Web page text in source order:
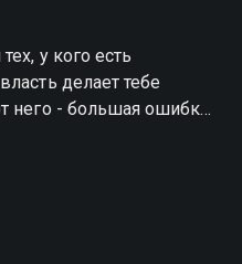
у кого есть
делает тебе
него - большая ошибка.
- деньги, любовь и